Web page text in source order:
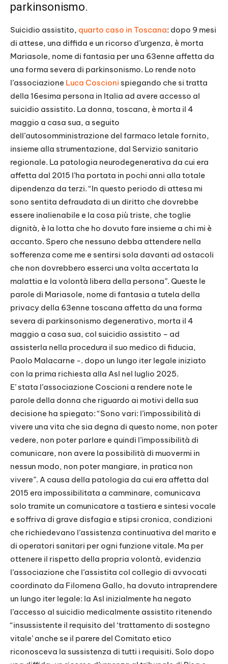
parkinsonismo.
Suicidio assistito, quarto caso in Toscana: dopo 9 mesi
di attese, una diffida e un ricorso d’urgenza, è morta
Mariasole, nome di fantasia per una 63enne affetta da
una forma severa di parkinsonismo. Lo rende noto
l’associazione Luca Coscioni spiegando che si tratta
della 16esima persona in Italia ad avere accesso al
suicidio assistito. La donna, toscana, è morta il 4
maggio a casa sua, a seguito
dell’autosomministrazione del farmaco letale fornito,
insieme alla strumentazione, dal Servizio sanitario
regionale. La patologia neurodegenerativa da cui era
affetta dal 2015 l’ha portata in pochi anni alla totale
dipendenza da terzi. “In questo periodo di attesa mi
sono sentita defraudata di un diritto che dovrebbe
essere inalienabile e la cosa più triste, che toglie
dignità, è la lotta che ho dovuto fare insieme a chi mi è
accanto. Spero che nessuno debba attendere nella
sofferenza come me e sentirsi sola davanti ad ostacoli
che non dovrebbero esserci una volta accertata la
malattia e la volontà libera della persona”. Queste le
parole di Mariasole, nome di fantasia a tutela della
privacy della 63enne toscana affetta da una forma
severa di parkinsonismo degenerativo, morta il 4
maggio a casa sua, col suicidio assistito – ad
assisterla nella procedura il suo medico di fiducia,
Paolo Malacarne -. dopo un lungo iter legale iniziato
con la prima richiesta alla Asl nel luglio 2025.
E’ stata l’associazione Coscioni a rendere note le
parole della donna che riguardo ai motivi della sua
decisione ha spiegato: “Sono vari: l’impossibilità di
vivere una vita che sia degna di questo nome, non poter
vedere, non poter parlare e quindi l’impossibilità di
comunicare, non avere la possibilità di muovermi in
nessun modo, non poter mangiare, in pratica non
vivere”. A causa della patologia da cui era affetta dal
2015 era impossibilitata a camminare, comunicava
solo tramite un comunicatore a tastiera e sintesi vocale
e soffriva di grave disfagia e stipsi cronica, condizioni
che richiedevano l’assistenza continuativa del marito e
di operatori sanitari per ogni funzione vitale. Ma per
ottenere il rispetto della propria volontà, evidenzia
l’associazione che l’assistita col collegio di avvocati
coordinato da Filomena Gallo, ha dovuto intraprendere
un lungo iter legale: la Asl inizialmente ha negato
l’accesso al suicidio medicalmente assistito ritenendo
“insussistente il requisito del ‘trattamento di sostegno
vitale’ anche se il parere del Comitato etico
riconosceva la sussistenza di tutti i requisiti. Solo dopo